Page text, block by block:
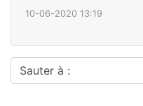
10-06-2020 13:19
Sauter à :